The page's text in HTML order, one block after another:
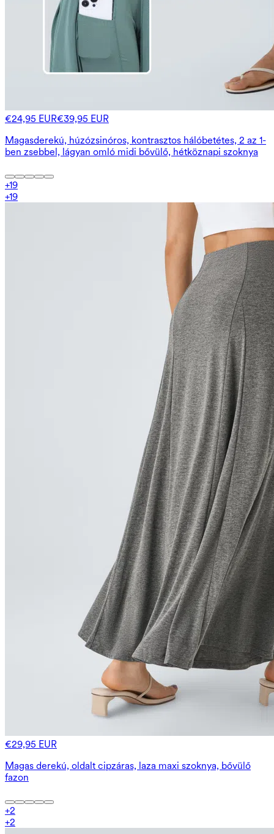
€24,95 EUR€39,95 EUR
Magasderekú, húzózsinóros, kontrasztos hálóbetétes, 2 az 1-
ben zsebbel, lágyan omló midi bővülő, hétköznapi szoknya
+19
+19
€29,95 EUR
Magas derekú, oldalt cipzáras, laza maxi szoknya, bővülő
fazon
+2
+2